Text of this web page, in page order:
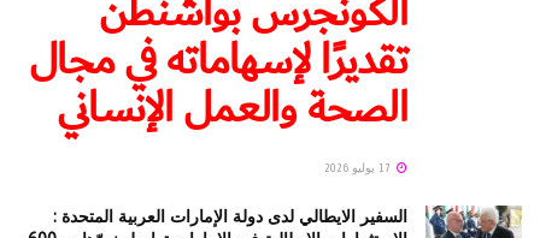
تقديرًا لإسهاماته في مجال
الصحة والعمل الإنساني
السفير الايطالي لدى دولة الإمارات العربية المتحدة :